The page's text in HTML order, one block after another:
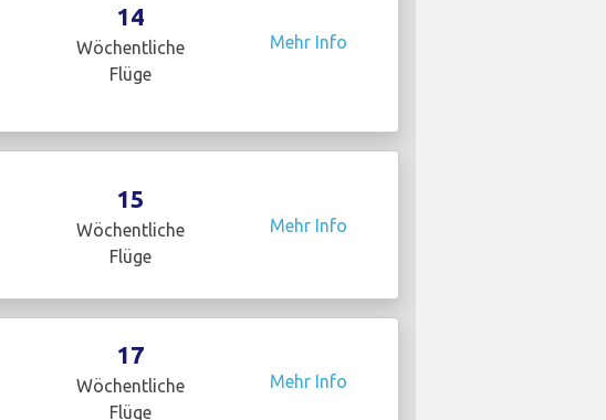
14
Wöchentliche
Flüge
Mehr Info
15
Wöchentliche
Flüge
Mehr Info
17
Wöchentliche
Flüge
Mehr Info